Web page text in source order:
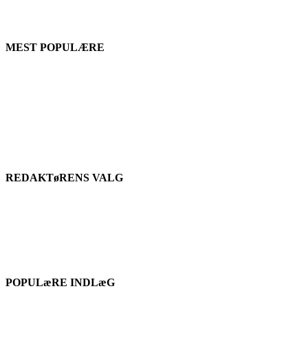
MEST POPULÆRE
REDAKTøRENS VALG
POPULæRE INDLæG